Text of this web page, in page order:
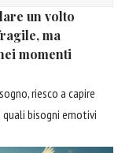
un volto
ma
momenti
riesco a capire
bisogni emotivi